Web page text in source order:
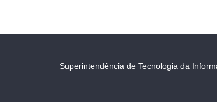
Superintendência de Tecnologia da